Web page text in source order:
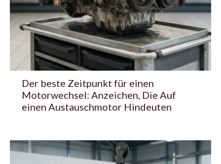
Der beste Zeitpunkt für einen
Motorwechsel: Anzeichen, Die Auf
einen Austauschmotor Hindeuten